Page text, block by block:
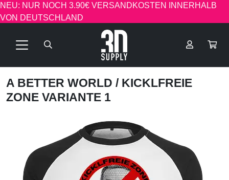
NEU: NUR NOCH 3.90€ VERSANDKOSTEN INNERHALB
VON DEUTSCHLAND
A BETTER WORLD / KICKLFREIE
ZONE VARIANTE 1